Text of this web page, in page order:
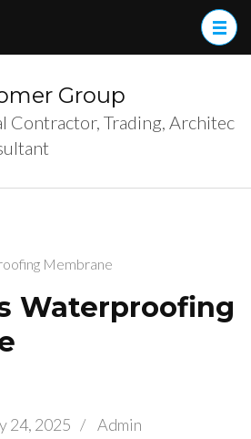
Group
Contractor, Trading, Architec
Membrane
Waterproofing
24, 2025 / Admin